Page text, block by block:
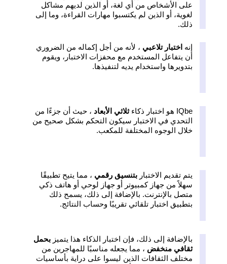
على الأشخاص من أي لغة، أو الذين لديهم مشاكل
لغوية، أو الذين لم يكتسبوا مهارات القراءة، وما إلى
ذلك.
اختبار تلاعبي، لأنه من أجل إكماله من الضروري
أن يتفاعل المستخدم مع محفزات الاختبار، ويقوم
بتدويرها واستخدام يديه لتنفيذها.
IQbe هو اختبار ذكاء ثلاثي الأبعاد، حيث أن جزءًا من
التحدي في الاختبار سيكون التحكم بشكل صحيح من
خلال الوجوه المختلفة للمكعب.
يتم تقديم الاختباربتنسيق رقمي، مما يتيح تطبيقًا
سهلاً من جهاز كمبيوتر أو جهاز لوحي أو هاتف ذكي
متصل بالإنترنت. بالإضافة إلى ذلك، يسمح ذلك
بتطبيق اختبار تلقائي تقريبًا وحساب النتائج.
بالإضافة إلى ذلك، فإن اختبار الذكاء هذا يتميزبحمل
ثقافي منخفض، مما يجعله مناسبًا للمهاجرين من
مختلف الثقافات الذين ليسوا على دراية بأساسيات